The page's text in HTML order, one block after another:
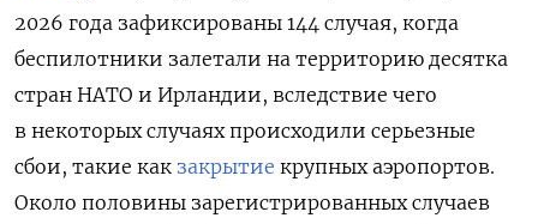
2026 года зафиксированы 144 случая, когда
беспилотники залетали на территорию десятка
стран НАТО и Ирландии, вследствие чего
в некоторых случаях происходили серьезные
сбои, такие как закрытие крупных аэропортов.
Около половины зарегистрированных случаев